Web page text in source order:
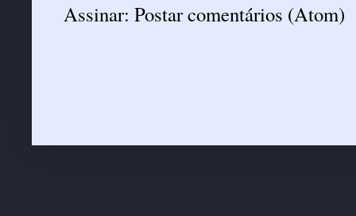
Assinar: Postar comentários (Atom)